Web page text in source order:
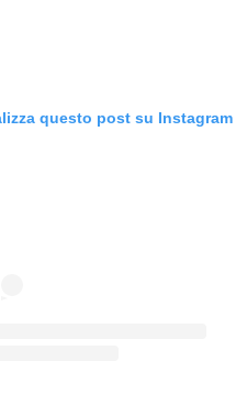
questo post su Instagram